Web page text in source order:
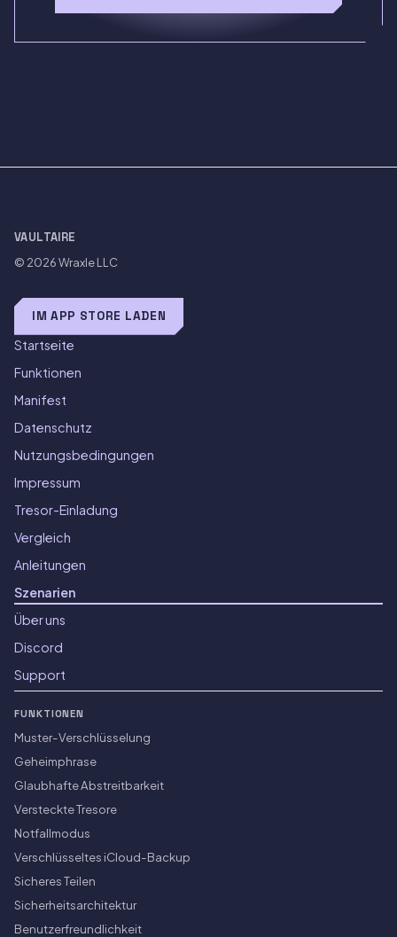
VAULTAIRE
© 2026Wraxle LLC
IM APP STORE LADEN
Startseite
Funktionen
Manifest
Datenschutz
Nutzungsbedingungen
Impressum
Tresor-Einladung
Vergleich
Anleitungen
Szenarien
Über uns
Discord
Support
FUNKTIONEN
Muster-Verschlüsselung
Geheimphrase
Glaubhafte Abstreitbarkeit
Versteckte Tresore
Notfallmodus
Verschlüsseltes iCloud-Backup
Sicheres Teilen
Sicherheitsarchitektur
Benutzerfreundlichkeit